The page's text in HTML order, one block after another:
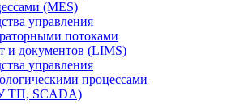
(MES)
управления
потоками
и документов (LIMS)
управления
процессами
ТП, SCADA)